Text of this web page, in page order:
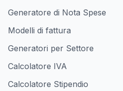
Generatore di Nota Spese
Modelli di fattura
Generatori per Settore
Calcolatore IVA
Calcolatore Stipendio